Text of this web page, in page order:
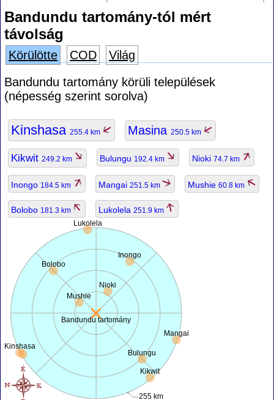
Bandundu tartomány-tól mért
távolság
Körülötte COD
Világ
Bandundu tartomány körüli települések
(népesség szerint sorolva)
Kinshasa 255.4 km Masina 250.5 km
Kikwit 249.2 km Bulungu 192.4 km Nioki 74.7 km
Inongo 184.5 km Mangai 251.5 km Mushie 60.8 km
Bolobo 181.3 km Lukolela 251.9 km
Bandundu tartomány
255 km
Kinshasa
Kikwit
Bulungu
Nioki
Inongo
Mangai
Mushie
Bolobo
Lukolela